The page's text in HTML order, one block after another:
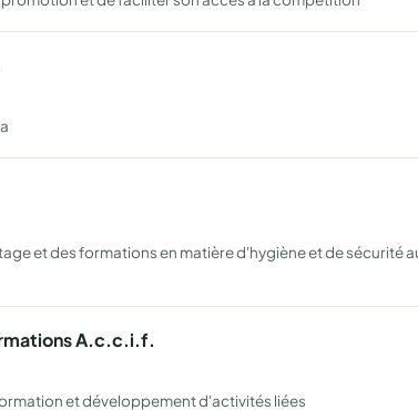
et des formations en matière d'hygiène et de sécurité
A.c.c.i.f.
et développement d'activités liées